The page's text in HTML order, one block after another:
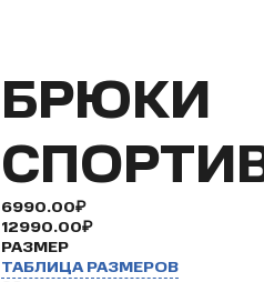
БРЮКИ
6990.00₽
12990.00₽
РАЗМЕР
ТАБЛИЦА РАЗМЕРОВ